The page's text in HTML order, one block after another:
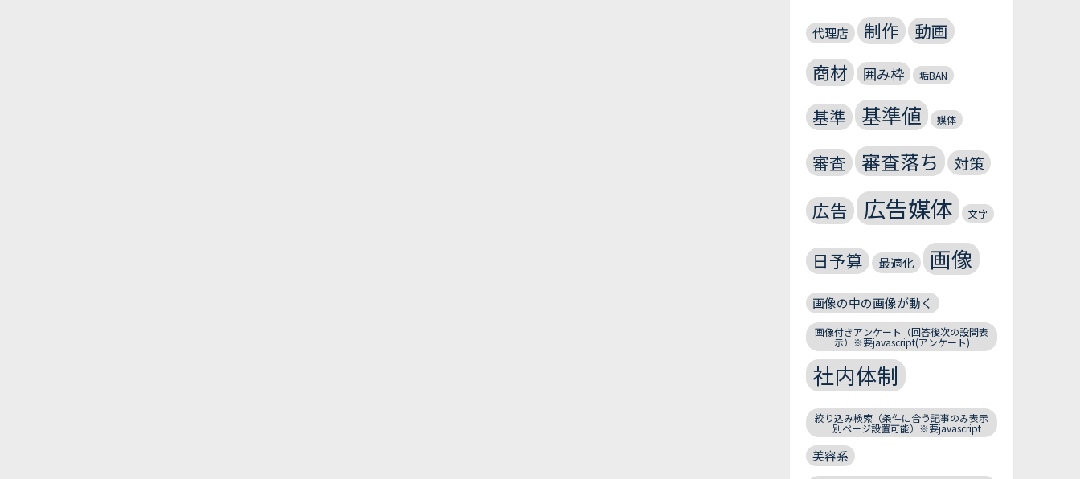
代理店 制作 動画
商材 囲み枠 垢BAN
基準 基準値 媒体
審査 審査落ち 対策
広告 広告媒体 文字
日予算 最適化 画像
画像の中の画像が動く
画像付きアンケート（回答後次の設問表
示）※要javascript(アンケート)
社内体制
絞り込み検索（条件に合う記事のみ表示
｜別ページ設置可能）※要javascript
美容系